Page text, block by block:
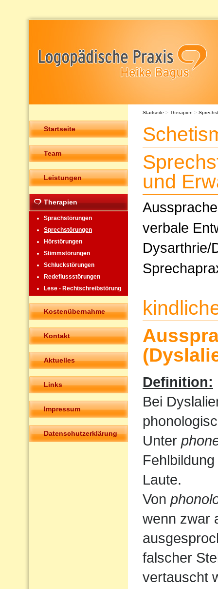
Startseite
Team
Leistungen
Therapien
Sprachstörungen
Sprechstörungen
Hörstörungen
Stimmstörungen
Schluckstörungen
Redeflussstörungen
Lese - Rechtschreibstörung
Kostenübernahme
Kontakt
Aktuelles
Links
Impressum
Datenschutzerklärung
Startseite > Therapien >
und
verbale
Dysarthrie/
Definition:
Bei
Unter
Laute.
Von
wenn zwar
falscher
vertauscht